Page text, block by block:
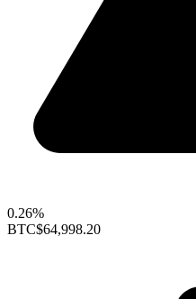
0.26%
BTC$64,998.20